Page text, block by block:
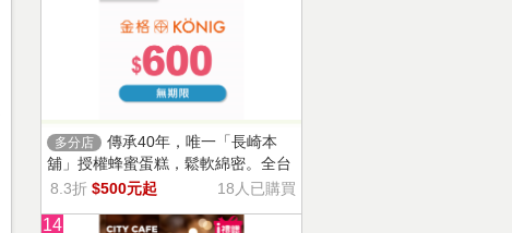
多分店
傳承40年，唯一「長崎本
舖」授權蜂蜜蛋糕，鬆軟綿密。全台
13家門市適用，自選商品，幸福烘焙
8.3折 $500元起 18人已購買
14